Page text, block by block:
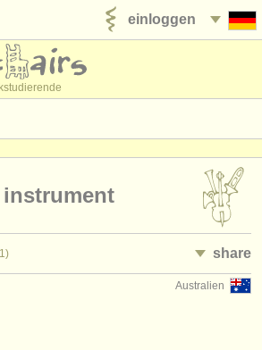
einloggen
share
Australien